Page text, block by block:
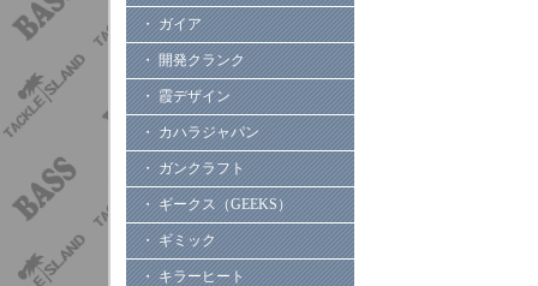
・ ガイア
・ 開発クランク
・ 霞デザイン
・ カハラジャパン
・ ガンクラフト
・ ギークス（GEEKS）
・ ギミック
・ キラーヒート